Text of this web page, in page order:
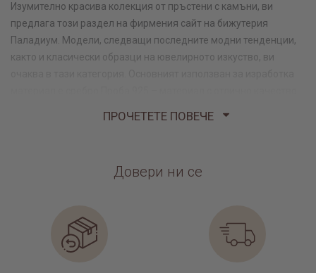
Изумително красива колекция от пръстени с камъни, ви
предлага този раздел на фирмения сайт на бижутерия
Паладиум. Модели, следващи последните модни тенденции,
както и класически образци на ювелирното изкуство, ви
което ще ви радва ден след ден?
много възможно да изпитате затруднения в избора на
идеалния модел. Задачата е двойно по-сложна, ако пред нея
ПРОЧЕТЕТЕ ПОВЕЧЕ
Довери ни се